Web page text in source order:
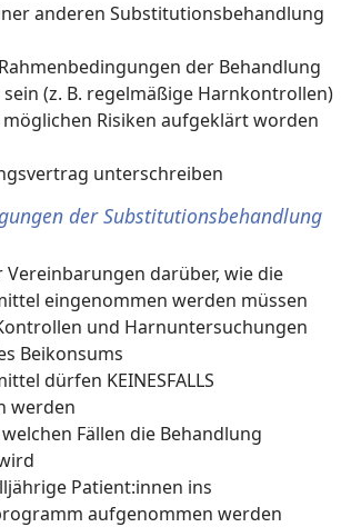
anderen Substitutionsbehandlung
der Behandlung
(z. B. regelmäßige Harnkontrollen)
Risiken aufgeklärt worden
unterschreiben
der Substitutionsbehandlung
Vereinbarungen darüber, wie die
eingenommen werden müssen
und Harnuntersuchungen
Beikonsums
dürfen KEINESFALLS
werden
Fällen die Behandlung
Patient:innen ins
aufgenommen werden